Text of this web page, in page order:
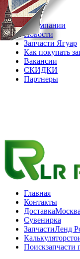
08.08.2026
О компании
Новости
Запчасти Ягуар
Как покупать
Вакансии
СКИДКИ
Партнеры
Главная
Контакты
Доставка
Сувенирка
ЗапчастиЛенд
Калькулятор
Поискзапчасти